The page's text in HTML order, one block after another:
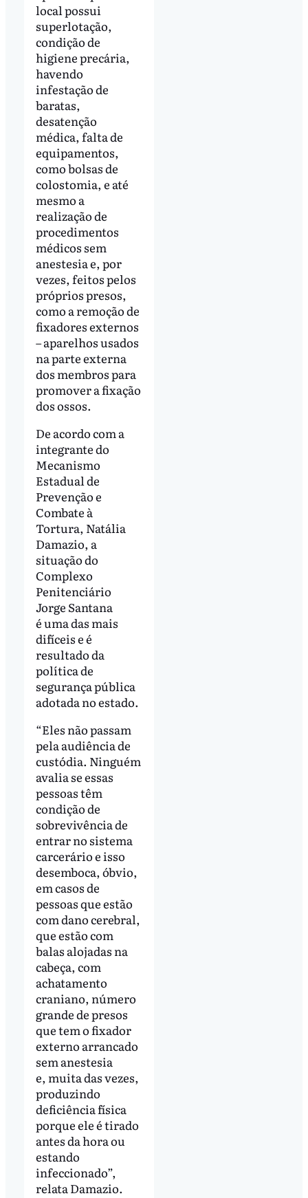
local possui
superlotação,
condição de
higiene precária,
havendo
infestação de
baratas,
desatenção
médica, falta de
equipamentos,
como bolsas de
colostomia, e até
mesmo a
realização de
procedimentos
médicos sem
anestesia e, por
vezes, feitos pelos
próprios presos,
como a remoção de
fixadores externos
– aparelhos usados
na parte externa
dos membros para
promover a fixação
dos ossos.
De acordo com a
integrante do
Mecanismo
Estadual de
Prevenção e
Combate à
Tortura, Natália
Damazio, a
situação do
Complexo
Penitenciário
Jorge Santana
é uma das mais
difíceis e é
resultado da
política de
segurança pública
adotada no estado.
“Eles não passam
pela audiência de
custódia. Ninguém
avalia se essas
pessoas têm
condição de
sobrevivência de
entrar no sistema
carcerário e isso
desemboca, óbvio,
em casos de
pessoas que estão
com dano cerebral,
que estão com
balas alojadas na
cabeça, com
achatamento
craniano, número
grande de presos
que tem o fixador
externo arrancado
sem anestesia
e, muita das vezes,
produzindo
deficiência física
porque ele é tirado
antes da hora ou
estando
infeccionado”,
relata Damazio.